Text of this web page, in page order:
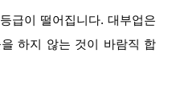
급이 떨어집니다. 대부업은
하지 않는 것이 바람직 합